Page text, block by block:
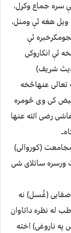
جماع وکړل،
ویل هغه ئې ومنل،
ئې
ئې انکاروکی
شریف)
عنهاڅخه
کی وی څومره
رضی الله عنها
(کوروالی)
ورسره ساتلای شی
(غُسل) نه
له نظره داتاوان
په ناروغی) اخته